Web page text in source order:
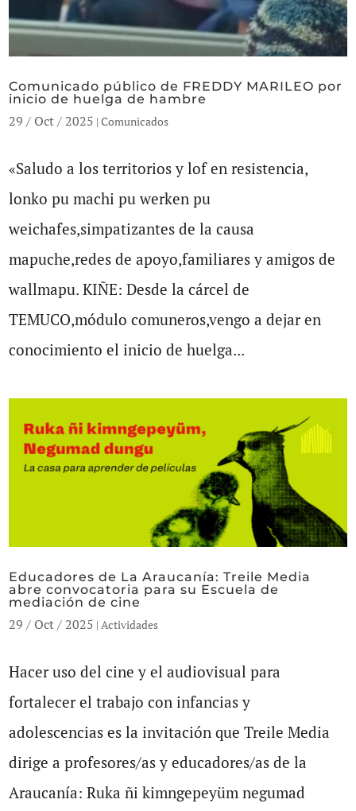
Comunicado público de FREDDY MARILEO por
inicio de huelga de hambre
29 / Oct / 2025 |Comunicados
«Saludo a los territorios y lof en resistencia,
lonko pu machi pu werken pu
weichafes,simpatizantes de la causa
mapuche,redes de apoyo,familiares y amigos de
wallmapu. KIÑE: Desde la cárcel de
TEMUCO,módulo comuneros,vengo a dejar en
conocimiento el inicio de huelga...
Educadores de La Araucanía: Treile Media
abre convocatoria para su Escuela de
mediación de cine
29 / Oct / 2025 |Actividades
Hacer uso del cine y el audiovisual para
fortalecer el trabajo con infancias y
adolescencias es la invitación que Treile Media
dirige a profesores/as y educadores/as de la
Araucanía: Ruka ñi kimngepeyüm negumad